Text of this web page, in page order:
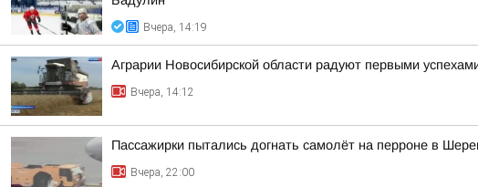
Вчера, 14:19
Аграрии Новосибирской области радуют первыми
Вчера, 14:12
Пассажирки пытались догнать самолёт на перроне в
Вчера, 22:00